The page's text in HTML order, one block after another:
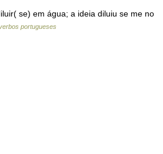
se) em água; a ideia diluiu se me no
portugueses